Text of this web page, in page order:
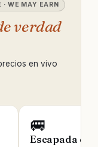
· WE MAY EARN
verdad
en vivo
🚐
Escapada de